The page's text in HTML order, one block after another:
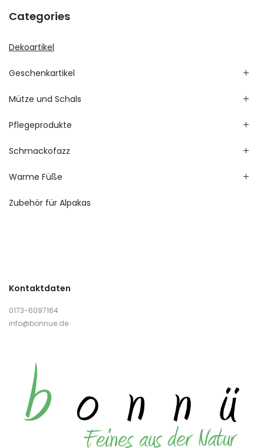
Categories
Dekoartikel
Geschenkartikel
Mütze und Schals
Pflegeprodukte
Schmackofazz
Warme Füße
Zubehör für Alpakas
Kontaktdaten
0173-6097164
info@bonnue.de